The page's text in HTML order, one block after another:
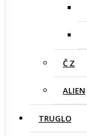
Č Z
ALIEN
TRUGLO